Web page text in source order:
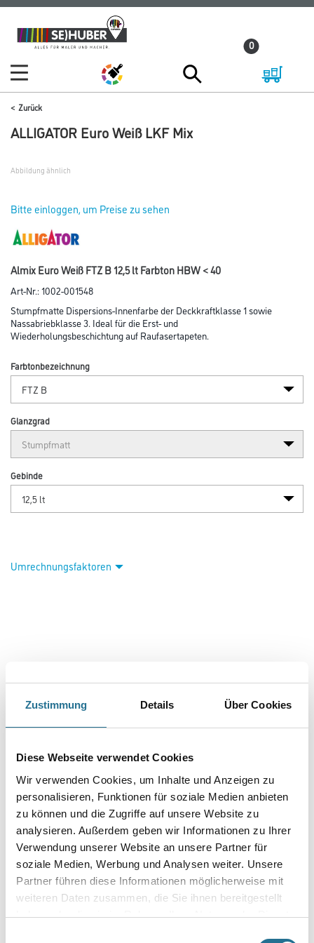
Zustimmung Details Über Cookies
Diese Webseite verwendet Cookies
Wir verwenden Cookies, um Inhalte und Anzeigen zu
personalisieren, Funktionen für soziale Medien anbieten
zu können und die Zugriffe auf unsere Website zu
analysieren. Außerdem geben wir Informationen zu Ihrer
Verwendung unserer Website an unsere Partner für
soziale Medien, Werbung und Analysen weiter. Unsere
Partner führen diese Informationen möglicherweise mit
weiteren Daten zusammen, die Sie ihnen bereitgestellt
haben oder die sie im Rahmen Ihrer Nutzung der Dienste
Zum
Inhalt
Zum
Navigationsmenü
0
Zurück
ALLIGATOR Euro Weiß LKF Mix
Abbildung ähnlich
Bitte einloggen, um Preise zu sehen
Almix Euro Weiß FTZ B 12,5 lt Farbton HBW < 40
Art-Nr.:1002-001548
Stumpfmatte Dispersions-Innenfarbe der Deckkraftklasse 1 sowie
Nassabriebklasse 3. Ideal für die Erst- und
Wiederholungsbeschichtung auf Raufasertapeten.
Farbtonbezeichnung
Glanzgrad
Gebinde
Umrechnungsfaktoren
Produkteigenschaft
- Gut deckend
- Optimal zu verarbeiten
- Ideal für Raufaserbeschichtungen
- Lösemittel- und Weichmacherfrei
- Frei von foggingaktiven Substanzen
Verarbeitungszeit
Bei + 20 °C Luft- und Untergrundtemperatur und 65 % relativer
Luftfeuchte überstreichbar nach ca. 4 - 5 Stunden. Bei niedrigeren
Temperaturen und höherer Luftfeuchte entsprechend länger.